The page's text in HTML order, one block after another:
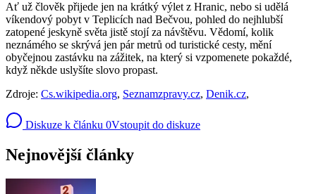
Ať už člověk přijede jen na krátký výlet z Hranic, nebo si udělá
víkendový pobyt v Teplicích nad Bečvou, pohled do nejhlubší
zatopené jeskyně světa jistě stojí za návštěvu. Vědomí, kolik
neznámého se skrývá jen pár metrů od turistické cesty, mění
obyčejnou zastávku na zážitek, na který si vzpomenete pokaždé,
když někde uslyšíte slovo propast.
Zdroje: Cs.wikipedia.org, Seznamzpravy.cz, Denik.cz,
Diskuze k článku 0Vstoupit do diskuze
Nejnovější články